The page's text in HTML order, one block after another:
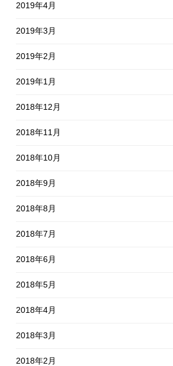
2019年4月
2019年3月
2019年2月
2019年1月
2018年12月
2018年11月
2018年10月
2018年9月
2018年8月
2018年7月
2018年6月
2018年5月
2018年4月
2018年3月
2018年2月